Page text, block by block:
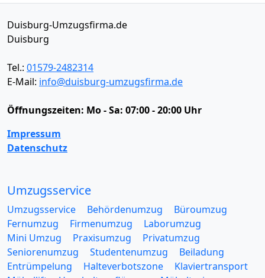
Duisburg-Umzugsfirma.de
Duisburg
Tel.: 01579-2482314
E-Mail: info@duisburg-umzugsfirma.de
Öffnungszeiten: Mo - Sa: 07:00 - 20:00 Uhr
Impressum
Datenschutz
Umzugsservice
Umzugsservice Behördenumzug
Büroumzug
Fernumzug
Firmenumzug
Laborumzug
Mini Umzug
Praxisumzug
Privatumzug
Seniorenumzug
Studentenumzug
Beiladung
Entrümpelung
Halteverbotszone
Klaviertransport